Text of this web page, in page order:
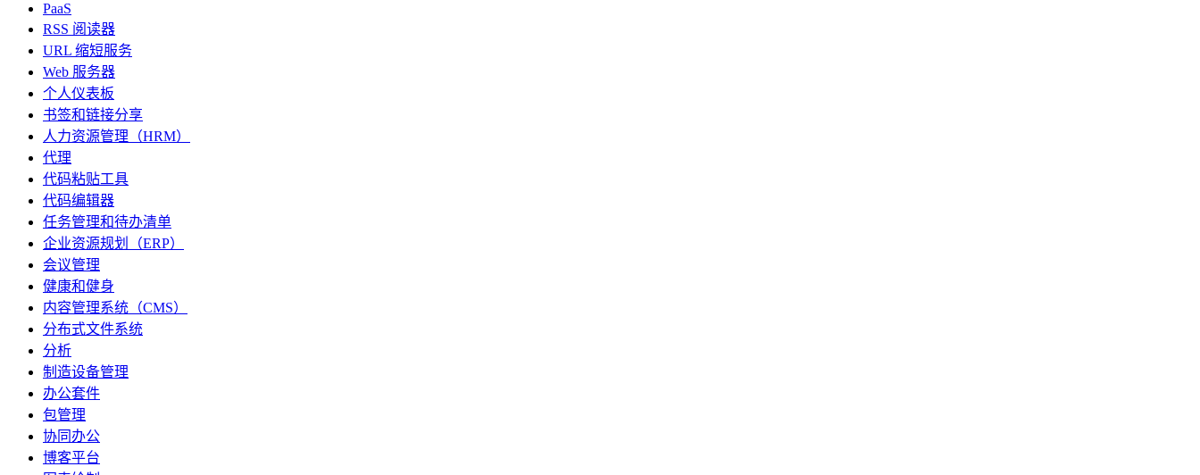
PaaS
RSS 阅读器
URL 缩短服务
Web 服务器
个人仪表板
书签和链接分享
人力资源管理（HRM）
代理
代码粘贴工具
代码编辑器
任务管理和待办清单
企业资源规划（ERP）
会议管理
健康和健身
内容管理系统（CMS）
分布式文件系统
分析
制造设备管理
办公套件
包管理
协同办公
博客平台